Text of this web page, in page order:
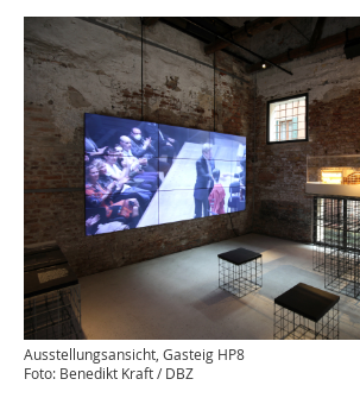
Ausstellungsansicht, Gasteig HP8
Foto: Benedikt Kraft / DBZ